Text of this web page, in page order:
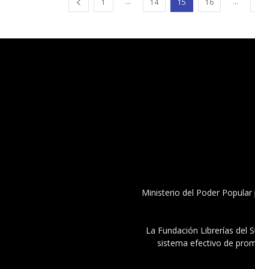
1 14 15 16
Ministerio del Poder
La Fundación Librerías del
sistema efectivo de